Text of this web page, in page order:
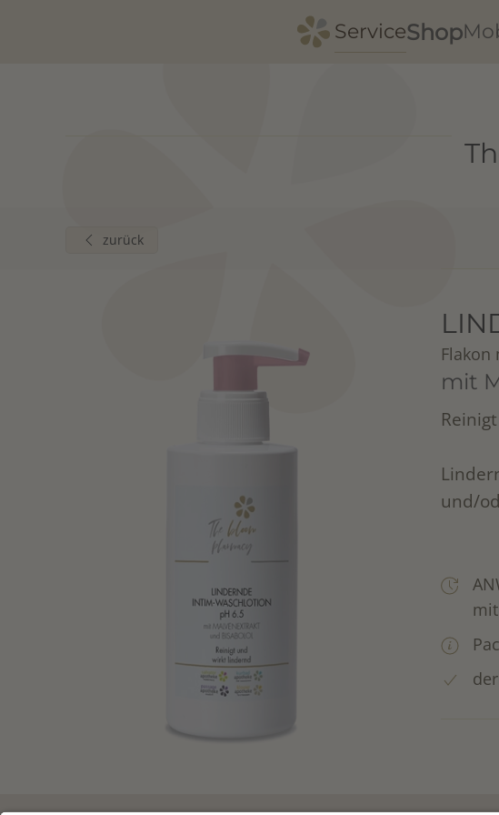
ServiceShop
zurück
Flakon
mit
und/